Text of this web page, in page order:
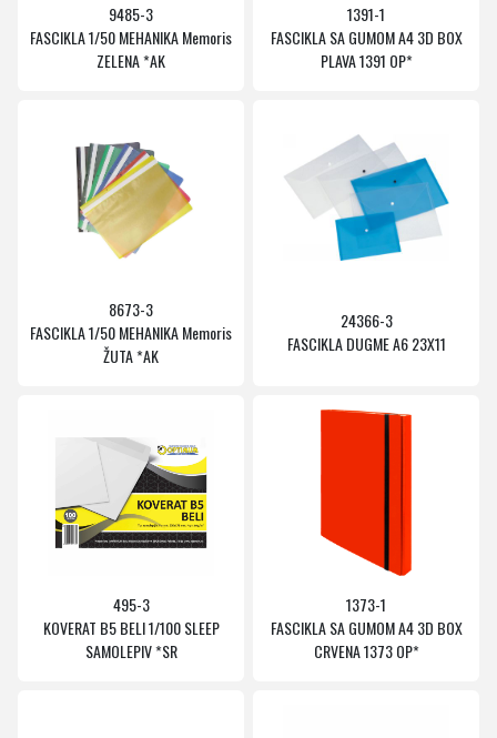
9485-3
FASCIKLA 1/50 MEHANIKA Memoris
ZELENA *AK
1391-1
FASCIKLA SA GUMOM A4 3D BOX
PLAVA 1391 OP*
8673-3
FASCIKLA 1/50 MEHANIKA Memoris
ŽUTA *AK
24366-3
FASCIKLA DUGME A6 23X11
495-3
KOVERAT B5 BELI 1/100 SLEEP
SAMOLEPIV *SR
1373-1
FASCIKLA SA GUMOM A4 3D BOX
CRVENA 1373 OP*